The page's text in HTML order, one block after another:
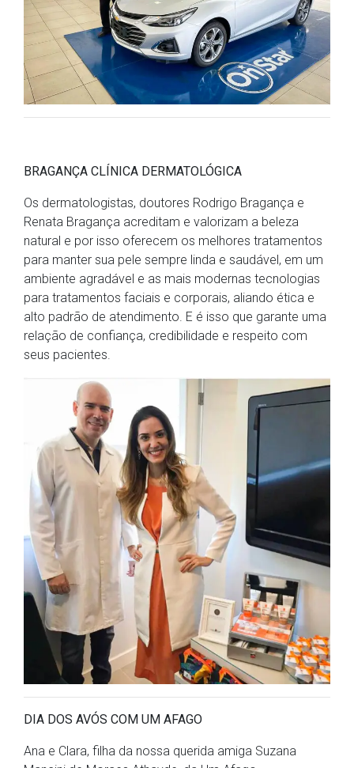
BRAGANÇA CLÍNICA DERMATOLÓGICA
Os dermatologistas, doutores Rodrigo Bragança e
Renata Bragança acreditam e valorizam a beleza
natural e por isso oferecem os melhores tratamentos
para manter sua pele sempre linda e saudável, em um
ambiente agradável e as mais modernas tecnologias
para tratamentos faciais e corporais, aliando ética e
alto padrão de atendimento. E é isso que garante uma
relação de confiança, credibilidade e respeito com
seus pacientes.
DIA DOS AVÓS COM UM AFAGO
Ana e Clara, filha da nossa querida amiga Suzana